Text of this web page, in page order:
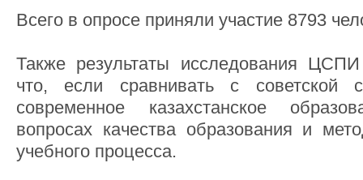
Всего в опросе приняли участие 8793
Также результаты исследования ЦСПИ
что, если сравнивать с советской
современное казахстанское
вопросах качества образования и
учебного процесса.